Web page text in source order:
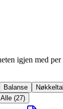
igjen med
Balanse
Alle (27)